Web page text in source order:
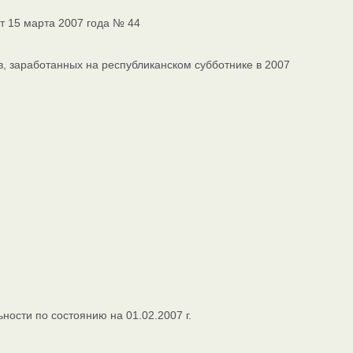
15 марта 2007 года № 44
заработанных на республиканском субботнике в 2007
по состоянию на 01.02.2007 г.